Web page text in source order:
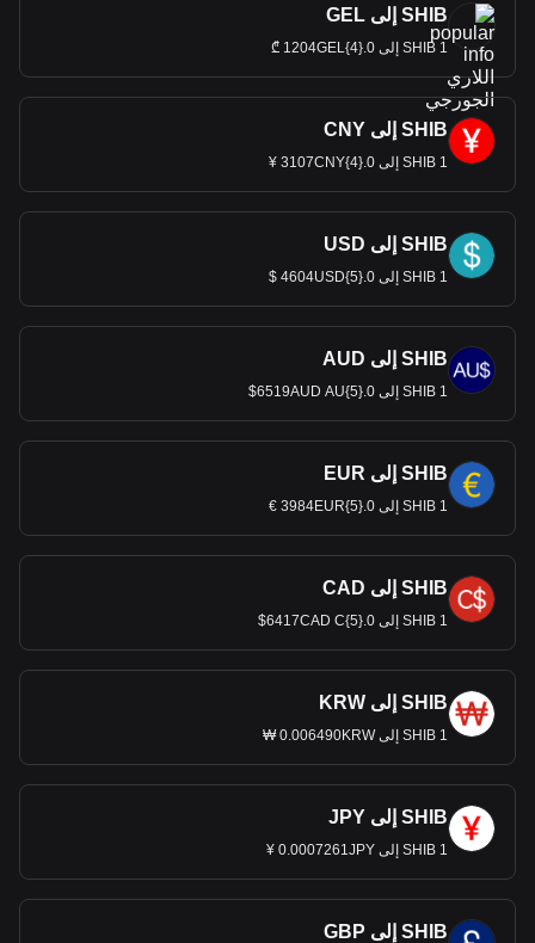
SHIB إلى GEL
1 SHIB إلى 0.{4}1204GEL ₾
SHIB إلى CNY
1 SHIB إلى 0.{4}3107CNY ¥
SHIB إلى USD
1 SHIB إلى 0.{5}4604USD $
SHIB إلى AUD
1 SHIB إلى 0.{5}6519AUD AU$
SHIB إلى EUR
1 SHIB إلى 0.{5}3984EUR €
SHIB إلى CAD
1 SHIB إلى 0.{5}6417CAD C$
SHIB إلى KRW
1 SHIB إلى 0.006490KRW ₩
SHIB إلى JPY
1 SHIB إلى 0.0007261JPY ¥
SHIB إلى GBP